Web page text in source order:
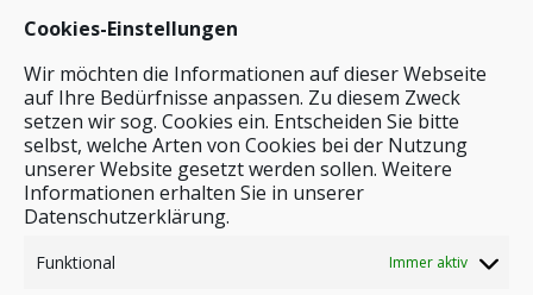
Cookies-Einstellungen
Wir möchten die Informationen auf dieser Webseite
auf Ihre Bedürfnisse anpassen. Zu diesem Zweck
setzen wir sog. Cookies ein. Entscheiden Sie bitte
selbst, welche Arten von Cookies bei der Nutzung
unserer Website gesetzt werden sollen. Weitere
Informationen erhalten Sie in unserer
Datenschutzerklärung.
Funktional Immer aktiv
Stichwortsuche